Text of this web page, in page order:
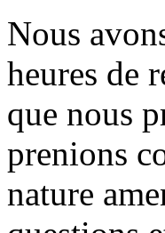
Nous
heures de
que nous
prenions
nature